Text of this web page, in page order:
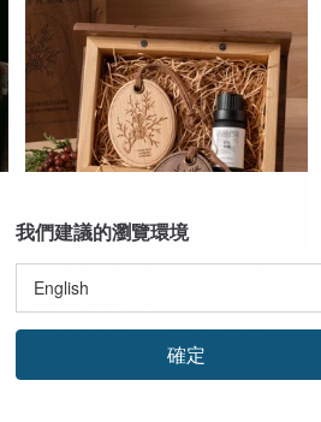
木盒 附送禮紙袋
檜木居香氛生活 Cypress House
我們建議的瀏覽環境
確定